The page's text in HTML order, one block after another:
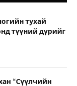
тухай
түүний дүрийг
“Сүүлчийн